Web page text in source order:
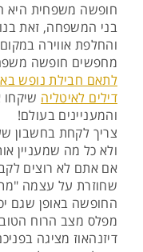
חופשה משפחית היא
בני המשפחה, זאת
והחלפת אווירה
מחפשים חופשה
לתאם חבילת נופש
דילים לאיטליה
והמעניינים בעולם!
צריך לקחת בחשבון
ולא כל מה שמעניין
אם אתם לא רוצים
שחוזרת על עצמה
החופשה באופן שגם
מפלס מצב הרוח
דיזנהאוז מציגה